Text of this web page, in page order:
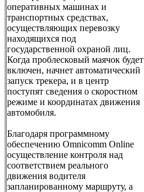
оперативных машинах и
транспортных средствах,
осуществляющих перевозку
находящихся под
государственной охраной лиц.
Когда проблесковый маячок будет
включен, начнет автоматический
запуск трекера, и в центр
поступят сведения о скоростном
режиме и координатах движения
автомобиля.
Благодаря программному
обеспечению Omnicomm Online
осуществление контроля над
соответствием реального
движения водителя
запланированному маршруту, а